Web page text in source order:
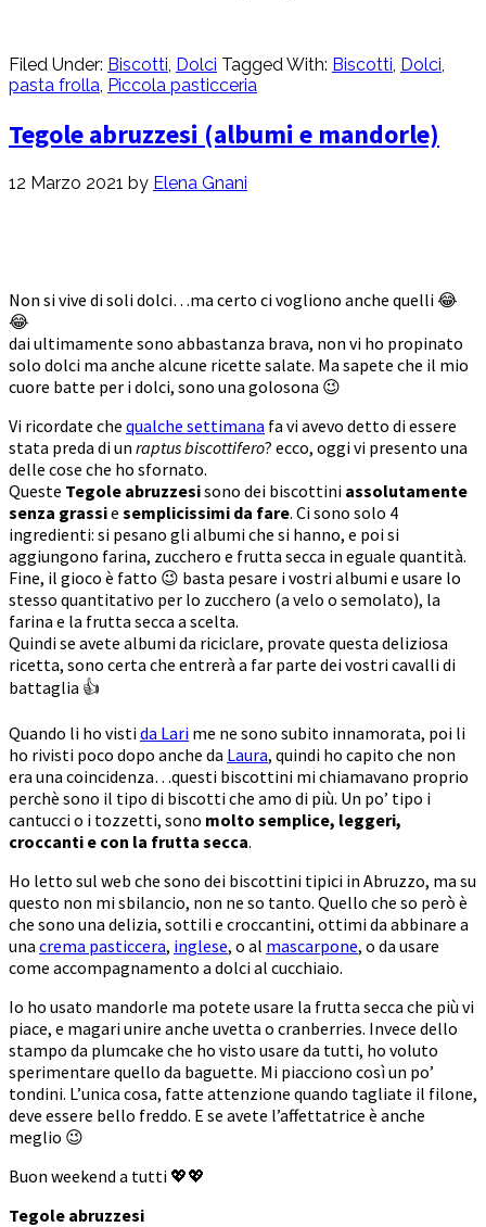
Filed Under: Biscotti, Dolci Tagged With: Biscotti, Dolci,
pasta frolla, Piccola pasticceria
Tegole abruzzesi (albumi e mandorle)
12 Marzo 2021 by Elena Gnani
Non si vive di soli dolci…ma certo ci vogliono anche quelli 😂
😂
dai ultimamente sono abbastanza brava, non vi ho propinato
solo dolci ma anche alcune ricette salate. Ma sapete che il mio
cuore batte per i dolci, sono una golosona 😉
Vi ricordate che qualche settimana fa vi avevo detto di essere
stata preda di un raptus biscottifero? ecco, oggi vi presento una
delle cose che ho sfornato.
Queste Tegole abruzzesisono dei biscottini assolutamente
senza grassie semplicissimi da fare. Ci sono solo 4
ingredienti: si pesano gli albumi che si hanno, e poi si
aggiungono farina, zucchero e frutta secca in eguale quantità.
Fine, il gioco è fatto 😉 basta pesare i vostri albumi e usare lo
stesso quantitativo per lo zucchero (a velo o semolato), la
farina e la frutta secca a scelta.
Quindi se avete albumi da riciclare, provate questa deliziosa
ricetta, sono certa che entrerà a far parte dei vostri cavalli di
battaglia 👍
Quando li ho vistida Lari me ne sono subito innamorata, poi li
ho rivisti poco dopo anche da Laura, quindi ho capito che non
era una coincidenza…questi biscottini mi chiamavano proprio
perchè sono il tipo di biscotti che amo di più. Un po’ tipo i
cantucci o i tozzetti, sono molto semplice, leggeri,
croccanti e con la frutta secca.
Ho letto sul web che sono dei biscottini tipici in Abruzzo, ma su
questo non mi sbilancio, non ne so tanto. Quello che so però è
che sono una delizia, sottili e croccantini, ottimi da abbinare a
una crema pasticcera, inglese, o al mascarpone, o da usare
come accompagnamento a dolci al cucchiaio.
Io ho usato mandorle ma potete usare la frutta secca che più vi
piace, e magari unire anche uvetta o cranberries. Invece dello
stampo da plumcake che ho visto usare da tutti, ho voluto
sperimentare quello da baguette. Mi piacciono così un po’
tondini. L’unica cosa, fatte attenzione quando tagliate il filone,
deve essere bello freddo. E se avete l’affettatrice è anche
meglio 😉
Buon weekend a tutti 💖💖
Tegole abruzzesi